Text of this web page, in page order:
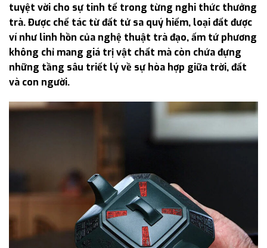
tuyệt vời cho sự tinh tế trong từng nghi thức thưởng
trà. Được chế tác từ đất tử sa quý hiếm, loại đất được
ví như linh hồn của nghệ thuật trà đạo, ấm tứ phương
không chỉ mang giá trị vật chất mà còn chứa đựng
những tầng sâu triết lý về sự hòa hợp giữa trời, đất
và con người.